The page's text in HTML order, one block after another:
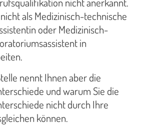
als Medizinisch-technische
oder Medizinisch-
in
nennt Ihnen aber die
und warum Sie die
nicht durch Ihre
können.